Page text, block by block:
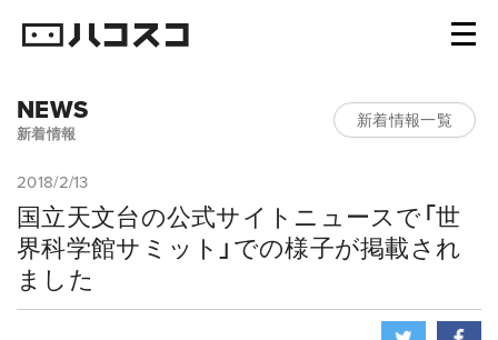
NEWS
新着情報
新着情報一覧
2018/2/13
国立天文台の公式サイトニュースで「世
界科学館サミット」での様子が掲載され
ました